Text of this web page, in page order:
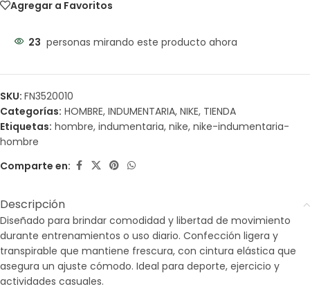
Agregar a Favoritos
23 personas mirando este producto ahora
SKU: FN3520010
Categorías: HOMBRE, INDUMENTARIA, NIKE, TIENDA
Etiquetas: hombre, indumentaria, nike, nike-indumentaria-
hombre
Comparte en:
Descripción
Diseñado para brindar comodidad y libertad de movimiento
durante entrenamientos o uso diario. Confección ligera y
transpirable que mantiene frescura, con cintura elástica que
asegura un ajuste cómodo. Ideal para deporte, ejercicio y
actividades casuales.